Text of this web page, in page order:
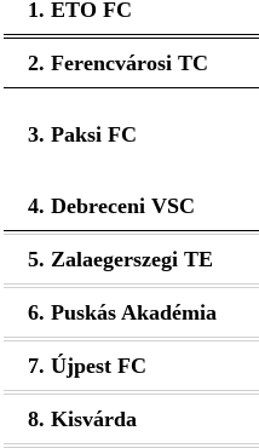
1. ETO FC
2. Ferencvárosi TC
3. Paksi FC
4. Debreceni VSC
5. Zalaegerszegi TE
6. Puskás Akadémia
7. Újpest FC
8. Kisvárda